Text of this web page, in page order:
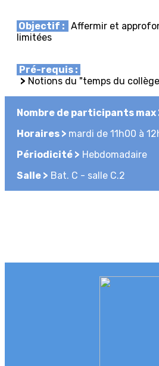
Objectif : Affermir et
limitées
Pré-requis :
> Notions du "temps du
Nombre de participants max
Horaires > mardi de 11h00 à
Périodicité > Hebdomadaire
Salle > Bat. C - salle C.2